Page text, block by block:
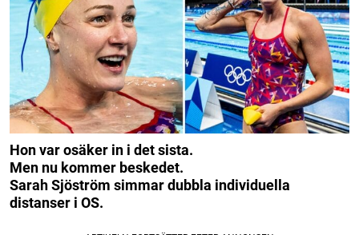
Hon var osäker in i det sista.
Men nu kommer beskedet.
Sarah Sjöström simmar dubbla individuella
distanser i OS.